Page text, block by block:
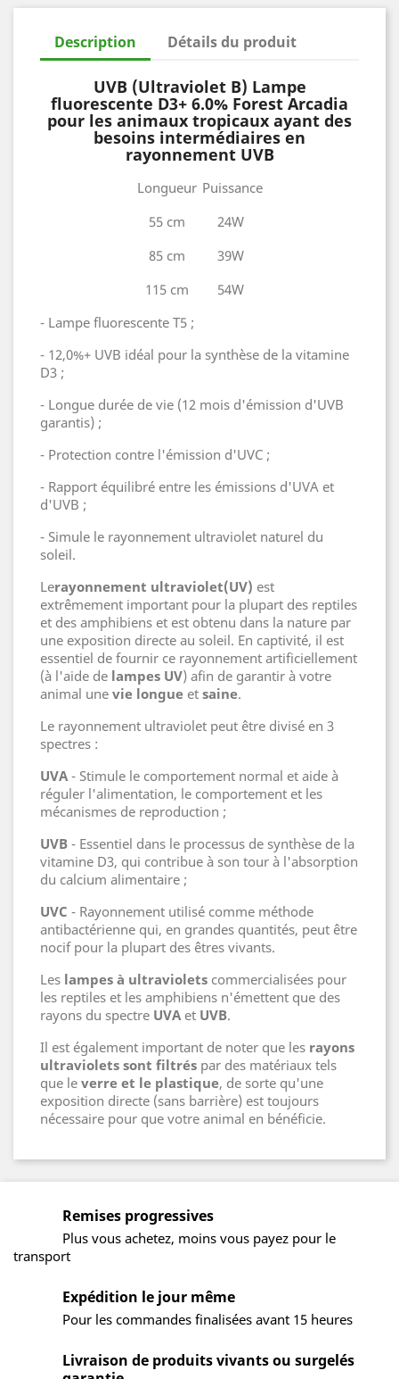
Description Détails du produit
UVB (Ultraviolet B) Lampe
fluorescente D3+ 6.0% Forest Arcadia
pour les animaux tropicaux ayant des
besoins intermédiaires en
rayonnement UVB
Longueur Puissance
55 cm
24W
85 cm
39W
115 cm
54W
- Lampe fluorescente T5 ;
- 12,0%+ UVB idéal pour la synthèse de la vitamine
D3 ;
- Longue durée de vie (12 mois d'émission d'UVB
garantis) ;
- Protection contre l'émission d'UVC ;
- Rapport équilibré entre les émissions d'UVA et
d'UVB ;
- Simule le rayonnement ultraviolet naturel du
soleil.
Lerayonnement ultraviolet(UV) est
extrêmement important pour la plupart des reptiles
et des amphibiens et est obtenu dans la nature par
une exposition directe au soleil. En captivité, il est
essentiel de fournir ce rayonnement artificiellement
(à l'aide de lampes UV) afin de garantir à votre
animal une vie longue et saine.
Le rayonnement ultraviolet peut être divisé en 3
spectres :
UVA - Stimule le comportement normal et aide à
réguler l'alimentation, le comportement et les
mécanismes de reproduction ;
UVB - Essentiel dans le processus de synthèse de la
vitamine D3, qui contribue à son tour à l'absorption
du calcium alimentaire ;
UVC - Rayonnement utilisé comme méthode
antibactérienne qui, en grandes quantités, peut être
nocif pour la plupart des êtres vivants.
Les lampes à ultraviolets commercialisées pour
les reptiles et les amphibiens n'émettent que des
rayons du spectre UVA et UVB.
Il est également important de noter que les rayons
ultraviolets sont filtrés par des matériaux tels
que le verre et le plastique, de sorte qu'une
exposition directe (sans barrière) est toujours
nécessaire pour que votre animal en bénéficie.
Remises progressives
Plus vous achetez, moins vous payez pour le
transport
Expédition le jour même
Pour les commandes finalisées avant 15 heures
Livraison de produits vivants ou surgelés